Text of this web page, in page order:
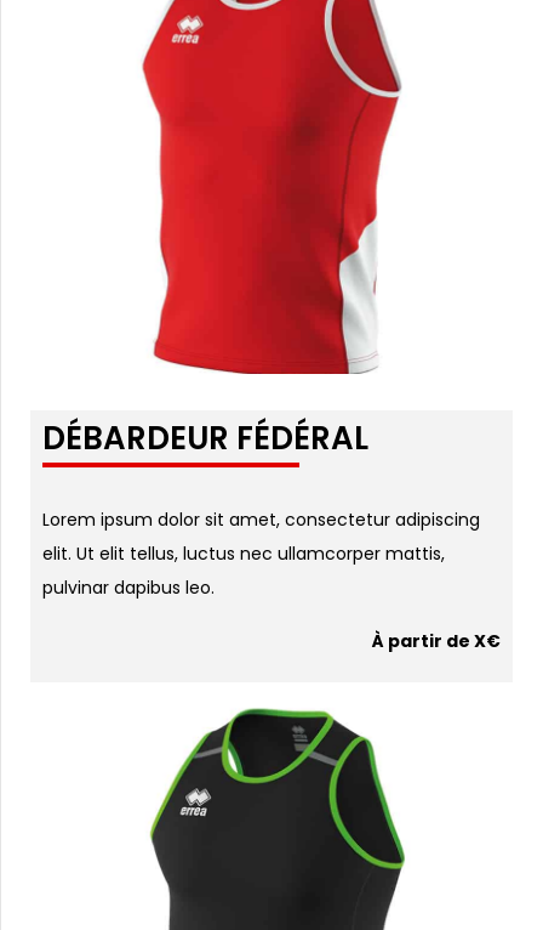
DÉBARDEUR FÉDÉRAL
Lorem ipsum dolor sit amet, consectetur adipiscing
elit. Ut elit tellus, luctus nec ullamcorper mattis,
pulvinar dapibus leo.
À partir de X€